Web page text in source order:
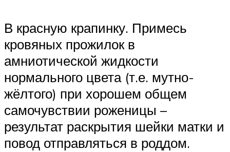
В красную крапинку. Примесь
кровяных прожилок в
амниотической жидкости
нормального цвета (т.е. мутно-
жёлтого) при хорошем общем
самочувствии роженицы –
результат раскрытия шейки матки и
повод отправляться в роддом.